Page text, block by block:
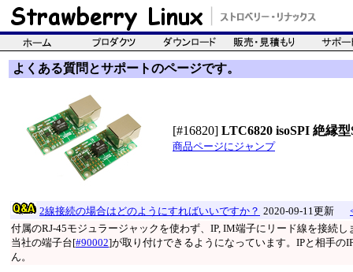
よくある質問とサポートのページです。
[#16820] LTC6820 isoSPI 絶縁
商品ページにジャンプ
2線接続の場合はどのようにすればいいですか？ 2020-09-11更新
付属のRJ-45モジュラージャックを使わず、IP, IM端子にリード線を接続し
当社の端子台[#90002]が取り付けできるようになっています。IPと相手
ん。